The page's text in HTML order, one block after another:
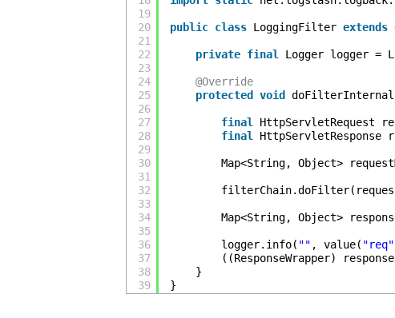
19
20
21
22
23
24
25
26
27
28
29
30
31
32
33
34
35
36
37
38
39
public class LoggingFilter extends
private final Logger logger =
@Override
protected
void
final HttpServletRequest
final
HttpServletResponse
Map<String, Object>
Map<String, Object>
logger.info( "" , value( "req"
((ResponseWrapper)
}
}